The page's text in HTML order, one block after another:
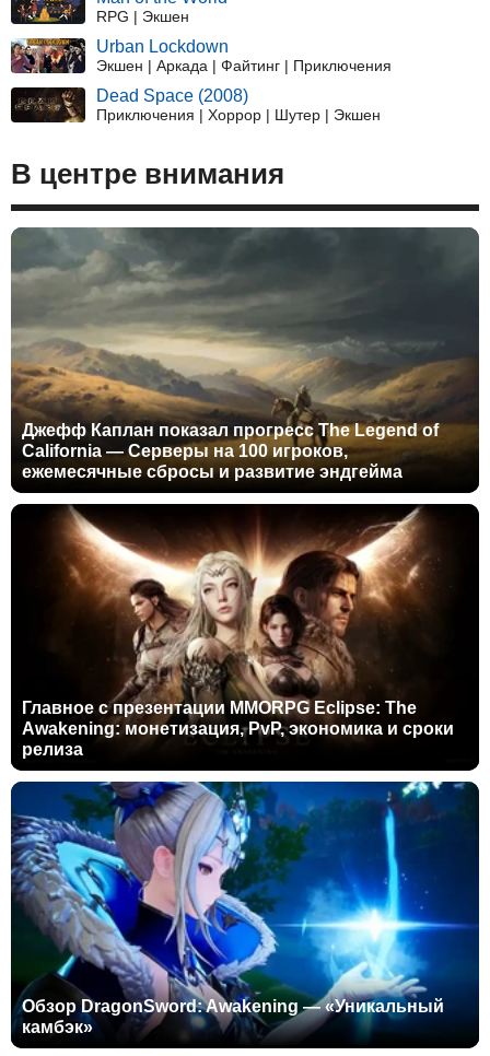
RPG | Экшен
Urban Lockdown
Экшен | Аркада | Файтинг | Приключения
Dead Space (2008)
Приключения | Хоррор | Шутер | Экшен
В центре внимания
Джефф Каплан показал прогресс The Legend of
California — Серверы на 100 игроков,
ежемесячные сбросы и развитие эндгейма
Главное с презентации MMORPG Eclipse: The
Awakening: монетизация, PvP, экономика и сроки
релиза
Обзор DragonSword: Awakening — «Уникальный
камбэк»